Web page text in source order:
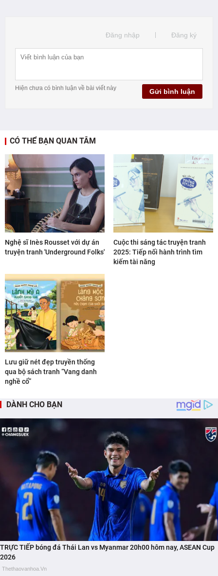
CÓ THỂ BẠN QUAN TÂM
Nghệ sĩ Inès Rousset với dự án
truyện tranh 'Underground Folks'
Cuộc thi sáng tác truyện tranh
2025: Tiếp nối hành trình tìm
kiếm tài năng
Lưu giữ nét đẹp truyền thống
qua bộ sách tranh “Vang danh
nghề cổ”